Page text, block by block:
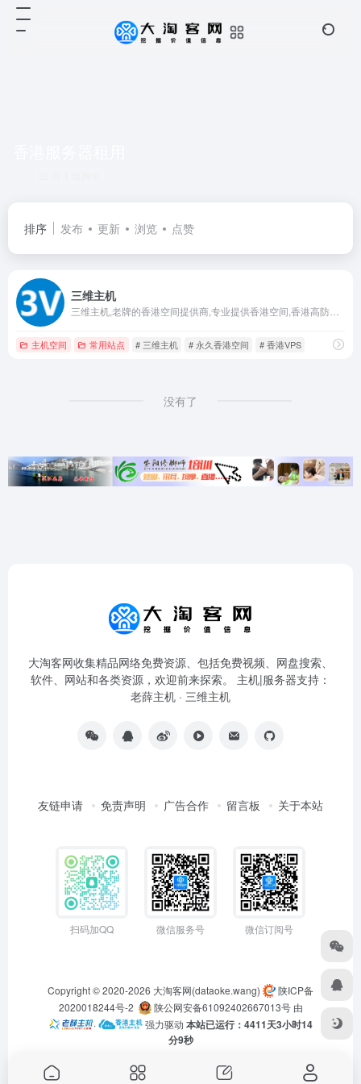
排序 发布 更新 浏览 点赞
三维主机
主机空间 常用站点 # 三维主机 # 永久香港空间 # 香港VPS
没有了
大淘客网收集精品网络免费资源、包括免费视频、网盘搜索、
软件、网站和各类资源，欢迎前来探索。 主机|服务器支持：
老薛主机 · 三维主机
友链申请 免责声明 广告合作 留言板 关于本站
扫码加QQ 微信服务号 微信订阅号
Copyright © 2020-2026 大淘客网(dataoke.wang)
陕ICP备
2020018244号-2
陕公网安备61092402667013号由
·
强力驱动 本站已运行：4411天3小时14
分9秒